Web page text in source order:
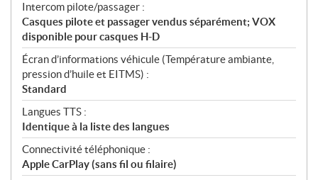
Intercom pilote/passager :
Casques pilote et passager vendus séparément; VOX
disponible pour casques H-D
Écran d’informations véhicule (Température ambiante,
pression d’huile et EITMS) :
Standard
Langues TTS :
Identique à la liste des langues
Connectivité téléphonique :
Apple CarPlay (sans fil ou filaire)